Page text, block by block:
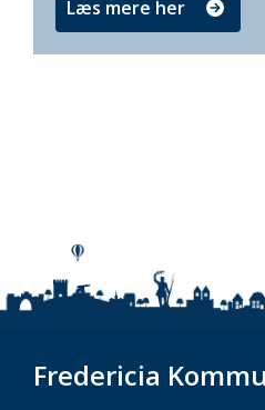
Læs mere her
Fredericia